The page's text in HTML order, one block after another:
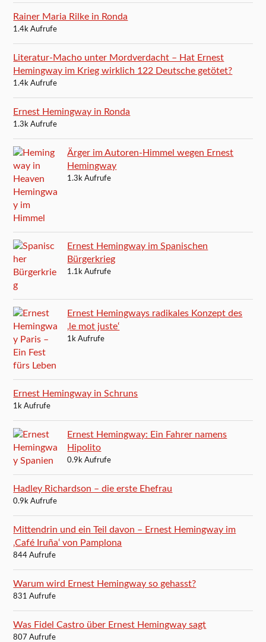
Rainer Maria Rilke in Ronda
1.4k Aufrufe
Literatur-Macho unter Mordverdacht – Hat Ernest
Hemingway im Krieg wirklich 122 Deutsche getötet?
1.4k Aufrufe
Ernest Hemingway in Ronda
1.3k Aufrufe
Ärger im Autoren-Himmel wegen Ernest
Hemingway
1.3k Aufrufe
Ernest Hemingway im Spanischen
Bürgerkrieg
1.1k Aufrufe
Ernest Hemingways radikales Konzept des
‚le mot juste‘
1k Aufrufe
Ernest Hemingway in Schruns
1k Aufrufe
Ernest Hemingway: Ein Fahrer namens
Hipolito
0.9k Aufrufe
Hadley Richardson – die erste Ehefrau
0.9k Aufrufe
Mittendrin und ein Teil davon – Ernest Hemingway im
‚Café Iruña‘ von Pamplona
844 Aufrufe
Warum wird Ernest Hemingway so gehasst?
831 Aufrufe
Was Fidel Castro über Ernest Hemingway sagt
807 Aufrufe